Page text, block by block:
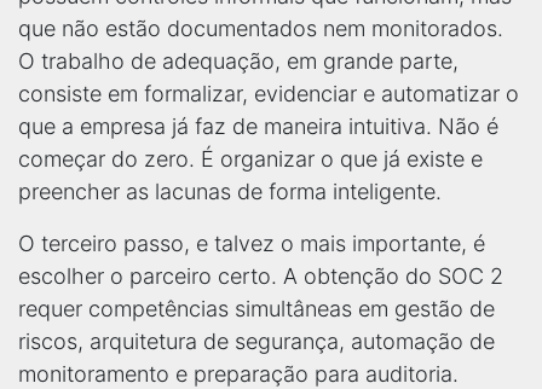
que não estão documentados nem monitorados.
O trabalho de adequação, em grande parte,
consiste em formalizar, evidenciar e automatizar o
que a empresa já faz de maneira intuitiva. Não é
começar do zero. É organizar o que já existe e
preencher as lacunas de forma inteligente.
O terceiro passo, e talvez o mais importante, é
escolher o parceiro certo. A obtenção do SOC 2
requer competências simultâneas em gestão de
riscos, arquitetura de segurança, automação de
monitoramento e preparação para auditoria.